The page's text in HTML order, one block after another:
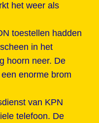
het weer als
toestellen hadden
in het
hoorn neer. De
enorme brom
van KPN
telefoon. De